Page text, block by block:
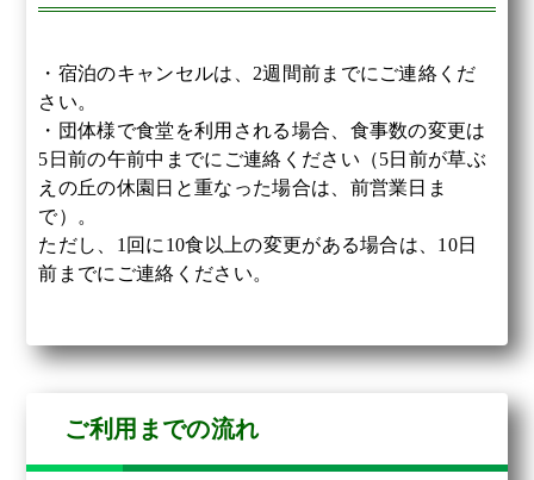
・宿泊のキャンセルは、2週間前までにご連絡くだ
さい。
・団体様で食堂を利用される場合、食事数の変更は
5日前の午前中までにご連絡ください（5日前が草ぶ
えの丘の休園日と重なった場合は、前営業日ま
で）。
ただし、1回に10食以上の変更がある場合は、10日
前までにご連絡ください。
ご利用までの流れ